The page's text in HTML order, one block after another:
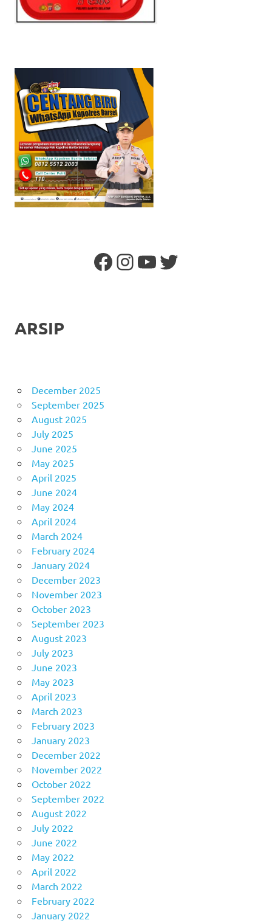
Facebook
Instagram
YouTube
Twitter
ARSIP
December 2025
September 2025
August 2025
July 2025
June 2025
May 2025
April 2025
June 2024
May 2024
April 2024
March 2024
February 2024
January 2024
December 2023
November 2023
October 2023
September 2023
August 2023
July 2023
June 2023
May 2023
April 2023
March 2023
February 2023
January 2023
December 2022
November 2022
October 2022
September 2022
August 2022
July 2022
June 2022
May 2022
April 2022
March 2022
February 2022
January 2022